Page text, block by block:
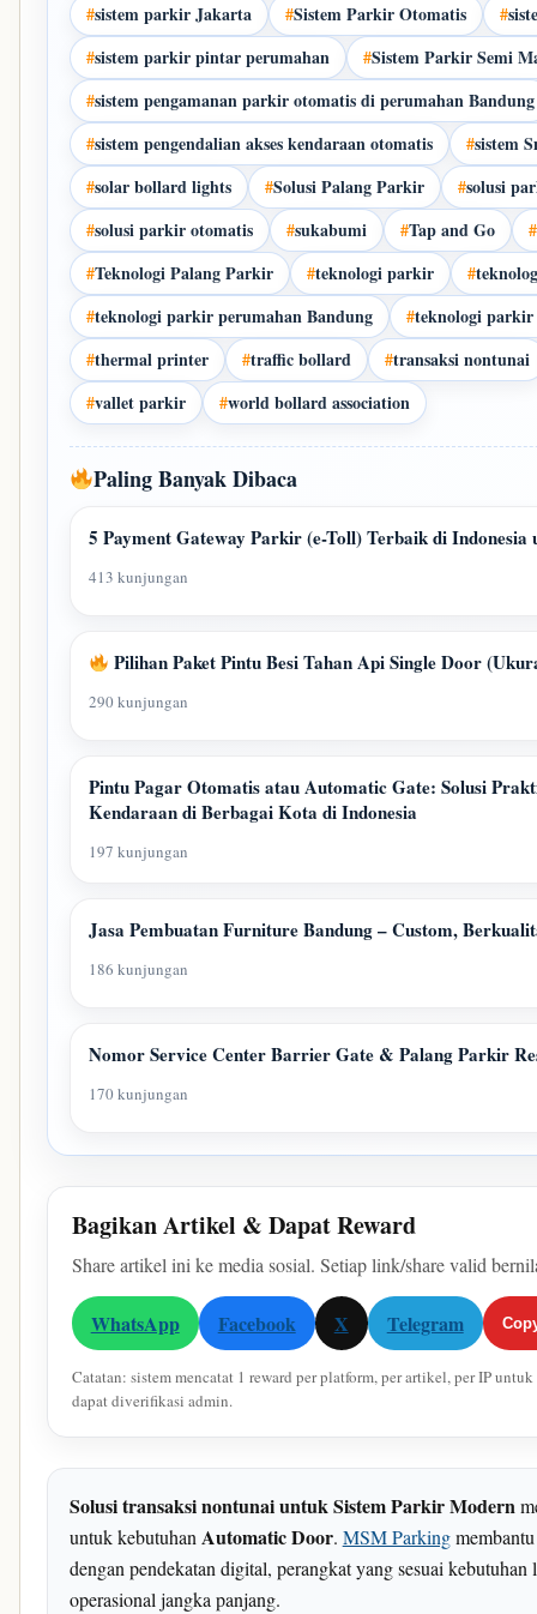
#sistem parkir Jakarta #Sistem Parkir Otomatis #
#sistem parkir pintar perumahan #Sistem Parkir Semi
#sistem pengamanan parkir otomatis di perumahan Bandung
#sistem pengendalian akses kendaraan otomatis #sistem
#solar bollard lights #Solusi Palang Parkir #solusi
#solusi parkir otomatis #sukabumi #Tap and Go #
#Teknologi Palang Parkir #teknologi parkir #
#teknologi parkir perumahan Bandung #teknologi
#thermal printer #traffic bollard #transaksi nontunai
#vallet parkir #world bollard association
Paling Banyak Dibaca
5 Payment Gateway Parkir (e-Toll) Terbaik di Indonesia
413 kunjungan
Pilihan Paket Pintu Besi Tahan Api Single Door
290 kunjungan
Pintu Pagar Otomatis atau Automatic Gate: Solusi
Kendaraan di Berbagai Kota di Indonesia
197 kunjungan
Jasa Pembuatan Furniture Bandung – Custom,
186 kunjungan
Nomor Service Center Barrier Gate & Palang Parkir
170 kunjungan
Bagikan Artikel & Dapat Reward
Share artikel ini ke media sosial. Setiap link/share valid
WhatsApp Facebook X Telegram
Catatan: sistem mencatat 1 reward per platform, per artikel, per IP
dapat diverifikasi admin.
Solusi transaksi nontunai untuk Sistem Parkir Modern
untuk kebutuhanAutomatic Door. MSM Parkingmembantu
dengan pendekatan digital, perangkat yang sesuai
operasional jangka panjang.